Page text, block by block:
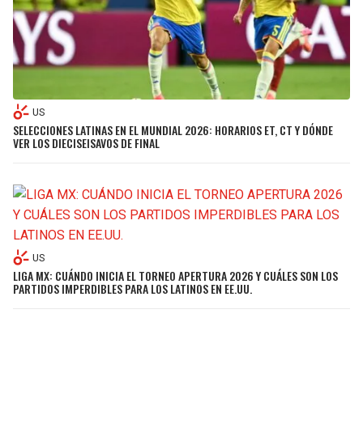
US
SELECCIONES LATINAS EN EL MUNDIAL 2026: HORARIOS ET, CT Y DÓNDE
VER LOS DIECISEISAVOS DE FINAL
US
LIGA MX: CUÁNDO INICIA EL TORNEO APERTURA 2026 Y CUÁLES SON LOS
PARTIDOS IMPERDIBLES PARA LOS LATINOS EN EE.UU.